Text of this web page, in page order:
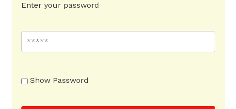
Enter your password
Show Password